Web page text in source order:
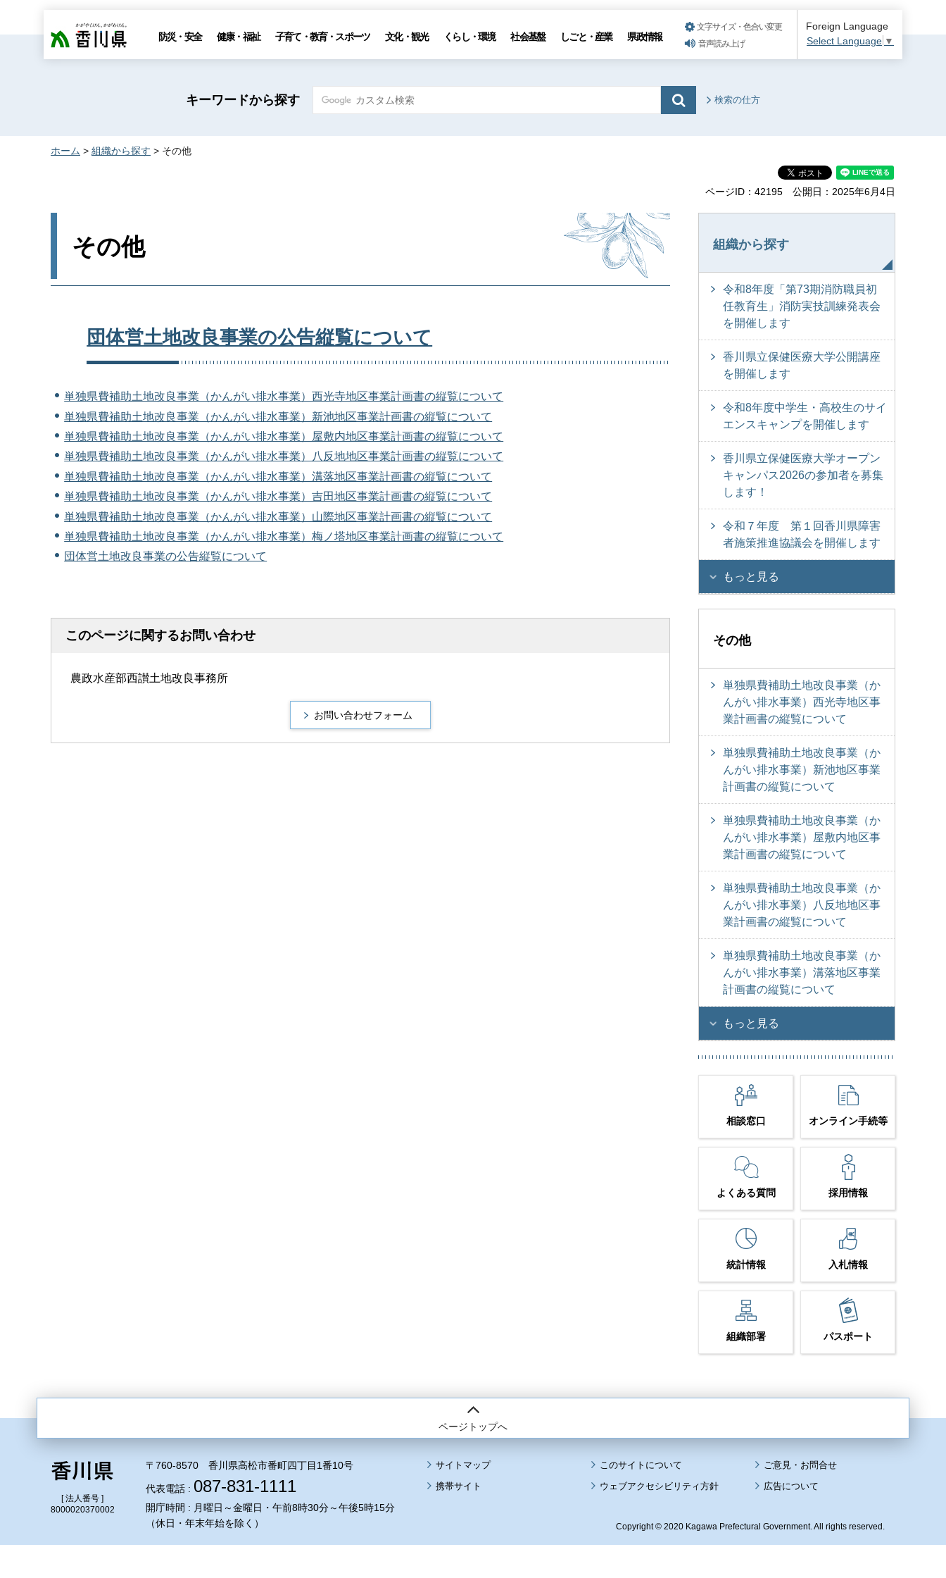
香川県 防災・安全 健康・福祉 子育て・教育・スポーツ 文化・観光 くらし・環境 社会基盤 しごと・産業 県政情報
文字サイズ・色合い変更
音声読み上げ
Foreign Language
Select Language ▼
キーワードから探す 検索の仕方
ホーム > 組織から探す > その他
ページID：42195 公開日：2025年6月4日
その他
団体営土地改良事業の公告縦覧について
単独県費補助土地改良事業（かんがい排水事業）西光寺地区事業計画書の縦覧について
単独県費補助土地改良事業（かんがい排水事業）新池地区事業計画書の縦覧について
単独県費補助土地改良事業（かんがい排水事業）屋敷内地区事業計画書の縦覧について
単独県費補助土地改良事業（かんがい排水事業）八反地地区事業計画書の縦覧について
単独県費補助土地改良事業（かんがい排水事業）溝落地区事業計画書の縦覧について
単独県費補助土地改良事業（かんがい排水事業）吉田地区事業計画書の縦覧について
単独県費補助土地改良事業（かんがい排水事業）山際地区事業計画書の縦覧について
単独県費補助土地改良事業（かんがい排水事業）梅ノ塔地区事業計画書の縦覧について
団体営土地改良事業の公告縦覧について
このページに関するお問い合わせ
農政水産部西讃土地改良事務所
組織から探す
令和8年度「第73期消防職員初
任教育生」消防実技訓練発表会
を開催します
香川県立保健医療大学公開講座
を開催します
令和8年度中学生・高校生のサイ
エンスキャンプを開催します
香川県立保健医療大学オープン
キャンパス2026の参加者を募集
します！
令和７年度 第１回香川県障害
者施策推進協議会を開催します
もっと見る
その他
単独県費補助土地改良事業（か
んがい排水事業）西光寺地区事
業計画書の縦覧について
単独県費補助土地改良事業（か
んがい排水事業）新池地区事業
計画書の縦覧について
単独県費補助土地改良事業（か
んがい排水事業）屋敷内地区事
業計画書の縦覧について
単独県費補助土地改良事業（か
んがい排水事業）八反地地区事
業計画書の縦覧について
単独県費補助土地改良事業（か
んがい排水事業）溝落地区事業
計画書の縦覧について
もっと見る
相談窓口 オンライン手続等
よくある質問 採用情報
統計情報 入札情報
組織部署 パスポート
ページトップへ
[ 法人番号 ]
8000020370002
〒760-8570 香川県高松市番町四丁目1番10号
代表電話 : 087-831-1111
開庁時間 : 月曜日～金曜日・午前8時30分～午後5時15分
（休日・年末年始を除く）
サイトマップ
このサイトについて
携帯サイト
ウェブアクセシビリティ方針 広告について
Copyright © 2020 Kagawa Prefectural Government. All rights reserved.